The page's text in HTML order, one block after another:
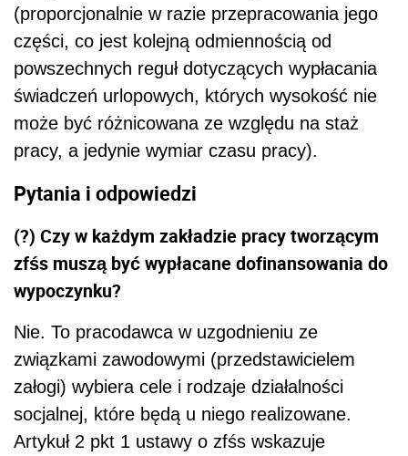
(proporcjonalnie w razie przepracowania jego
części, co jest kolejną odmiennością od
powszechnych reguł dotyczących wypłacania
świadczeń urlopowych, których wysokość nie
może być różnicowana ze względu na staż
pracy, a jedynie wymiar czasu pracy).
Pytania i odpowiedzi
(?) Czy w każdym zakładzie pracy tworzącym
zfśs muszą być wypłacane dofinansowania do
wypoczynku?
Nie. To pracodawca w uzgodnieniu ze
związkami zawodowymi (przedstawicielem
załogi) wybiera cele i rodzaje działalności
socjalnej, które będą u niego realizowane.
Artykuł 2 pkt 1 ustawy o zfśs wskazuje